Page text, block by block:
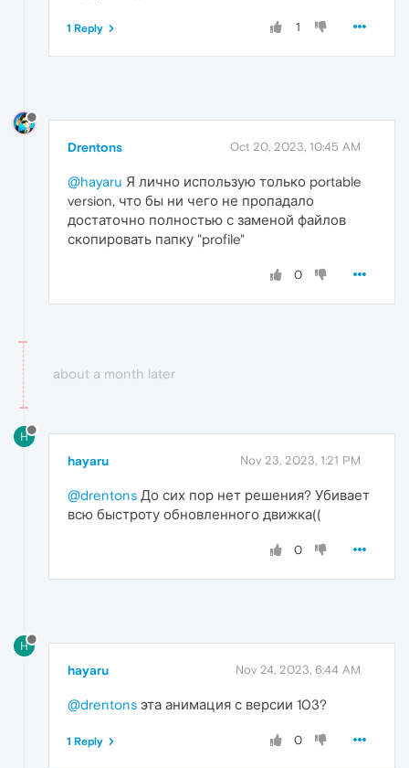
1
1 Reply
Drentons Oct 20, 2023, 10:45 AM
@hayaru Я лично использую только portable
version, что бы ни чего не пропадало
достаточно полностью с заменой файлов
скопировать папку "profile"
0
about a month later
H
hayaru Nov 23, 2023, 1:21 PM
@drentons До сих пор нет решения? Убивает
всю быстроту обновленного движка((
0
H
hayaru Nov 24, 2023, 6:44 AM
@drentons эта анимация с версии 103?
0
1 Reply